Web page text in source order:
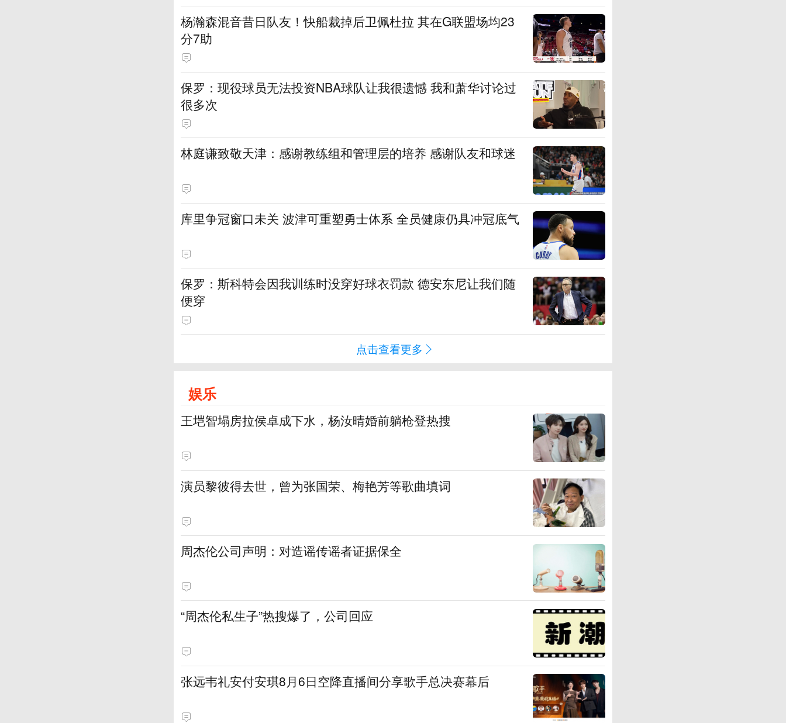
杨瀚森混音昔日队友！快船裁掉后卫佩杜拉 其在G联盟场均23
分7助
保罗：现役球员无法投资NBA球队让我很遗憾 我和萧华讨论过
很多次
林庭谦致敬天津：感谢教练组和管理层的培养 感谢队友和球迷
库里争冠窗口未关 波津可重塑勇士体系 全员健康仍具冲冠底气
保罗：斯科特会因我训练时没穿好球衣罚款 德安东尼让我们随
便穿
点击查看更多
娱乐
王垲智塌房拉侯卓成下水，杨汝晴婚前躺枪登热搜
演员黎彼得去世，曾为张国荣、梅艳芳等歌曲填词
周杰伦公司声明：对造谣传谣者证据保全
“周杰伦私生子”热搜爆了，公司回应
张远韦礼安付安琪8月6日空降直播间分享歌手总决赛幕后